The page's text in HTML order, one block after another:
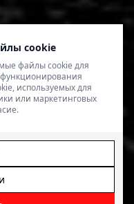
cookie
файлы cookie для
используемых для
или маркетинговых